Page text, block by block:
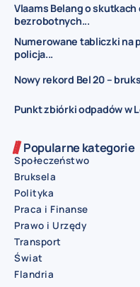
Vlaams Belang o
bezrobotnych...
Numerowane tabliczki na
policja...
Nowy rekord Bel 20 –
Punkt zbiórki odpadów w
Popularne kategorie
Społeczeństwo
Bruksela
Polityka
Praca i Finanse
Prawo i Urzędy
Transport
Świat
Flandria